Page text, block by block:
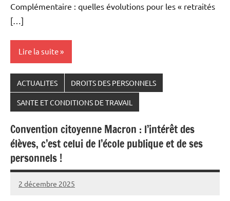
Complémentaire : quelles évolutions pour les « retraités
[…]
Lire la suite
ACTUALITES DROITS DES PERSONNELS
SANTE ET CONDITIONS DE TRAVAIL
Convention citoyenne Macron : l’intérêt des
élèves, c’est celui de l’école publique et de ses
personnels !
2 décembre 2025
Snudifo44